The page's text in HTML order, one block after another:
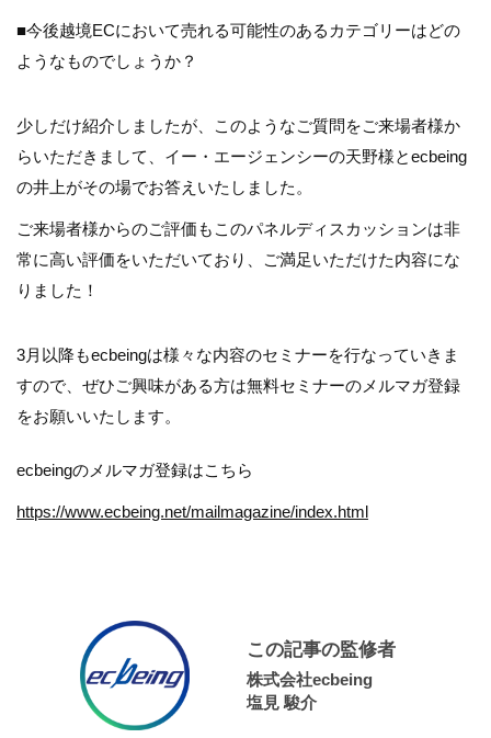
■今後越境ECにおいて売れる可能性のあるカテゴリーはどの
ようなものでしょうか？
少しだけ紹介しましたが、このようなご質問をご来場者様か
らいただきまして、イー・エージェンシーの天野様とecbeing
の井上がその場でお答えいたしました。
ご来場者様からのご評価もこのパネルディスカッションは非
常に高い評価をいただいており、ご満足いただけた内容にな
りました！
3月以降もecbeingは様々な内容のセミナーを行なっていきま
すので、ぜひご興味がある方は無料セミナーのメルマガ登録
をお願いいたします。
ecbeingのメルマガ登録はこちら
https://www.ecbeing.net/mailmagazine/index.html
この記事の監修者
株式会社ecbeing
塩見 駿介